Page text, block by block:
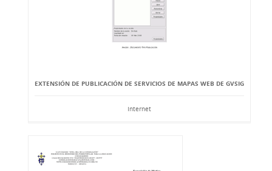
EXTENSIÓN DE PUBLICACIÓN DE SERVICIOS DE MAPAS WEB DE GVSIG
Internet